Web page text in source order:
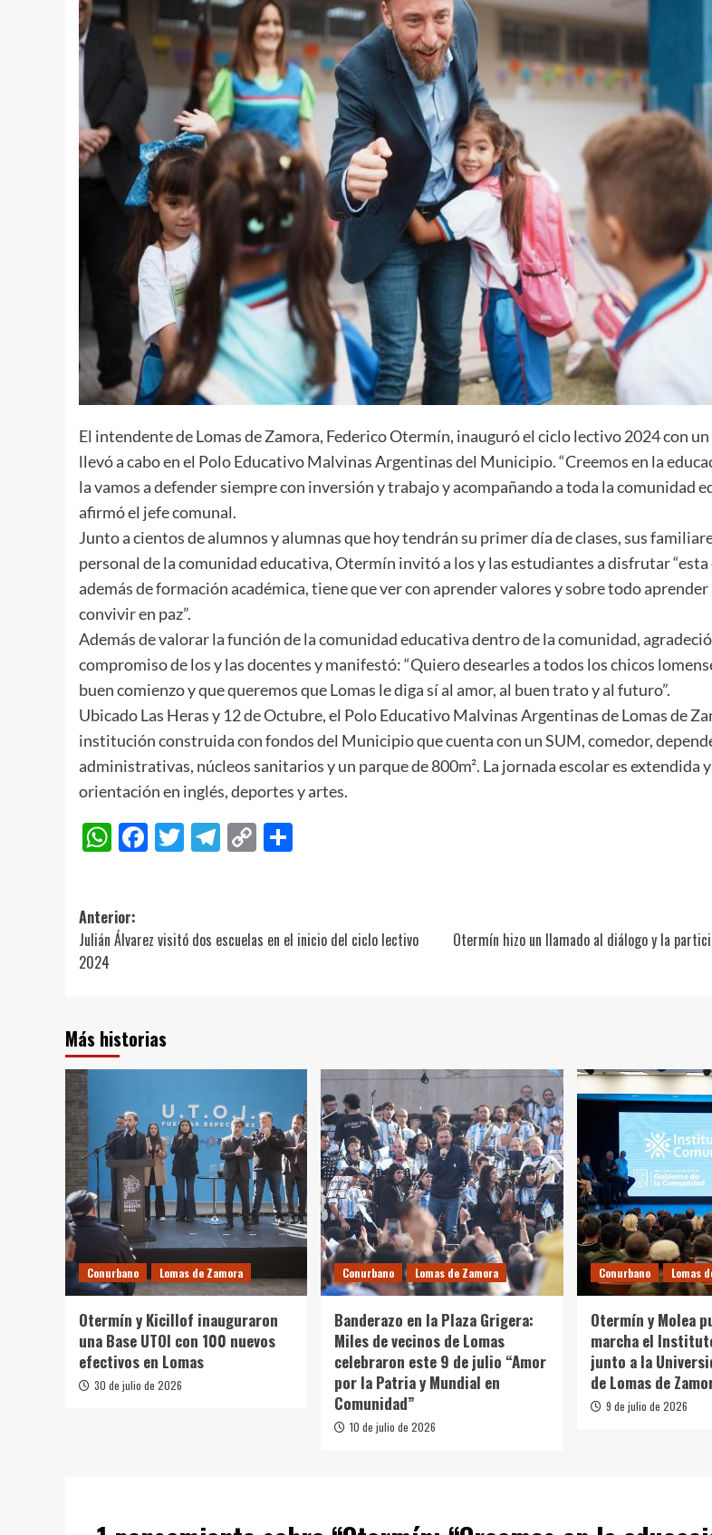
El intendente de Lomas de Zamora, Federico Otermín, inauguró el ciclo lectivo 2024 con un
llevó a cabo en el Polo Educativo Malvinas Argentinas del Municipio. “Creemos en la
la vamos a defender siempre con inversión y trabajo y acompañando a toda la comunidad
afirmó el jefe comunal.
Junto a cientos de alumnos y alumnas que hoy tendrán su primer día de clases, sus
personal de la comunidad educativa, Otermín invitó a los y las estudiantes a disfrutar “esta
además de formación académica, tiene que ver con aprender valores y sobre todo
convivir en paz”.
Además de valorar la función de la comunidad educativa dentro de la comunidad,
compromiso de los y las docentes y manifestó: “Quiero desearles a todos los chicos
buen comienzo y que queremos que Lomas le diga sí al amor, al buen trato y al futuro”.
Ubicado Las Heras y 12 de Octubre, el Polo Educativo Malvinas Argentinas de Lomas de
institución construida con fondos del Municipio que cuenta con un SUM, comedor,
administrativas, núcleos sanitarios y un parque de 800m². La jornada escolar es extendida
orientación en inglés, deportes y artes.
WhatsApp
Facebook
Twitter
Telegram
Copy
Navegación
de
entradas
Anterior:
Julián Álvarez visitó dos escuelas en el inicio del ciclo lectivo
2024
Otermín hizo un llamado al diálogo y la
Más historias
Conurbano Lomas de Zamora
Otermín y Kicillof inauguraron
una Base UTOI con 100 nuevos
efectivos en Lomas
30 de julio de 2026
Conurbano Lomas de Zamora
Banderazo en la Plaza Grigera:
Miles de vecinos de Lomas
celebraron este 9 de julio “Amor
por la Patria y Mundial en
Comunidad”
10 de julio de 2026
Conurbano Lomas
Otermín y Molea
marcha el
junto a la
de Lomas de
9 de julio de 2026